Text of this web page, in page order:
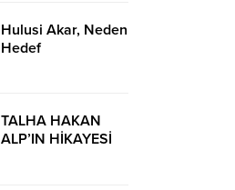
Hulusi Akar, Neden
Hedef
TALHA HAKAN
ALP’IN HİKAYESİ